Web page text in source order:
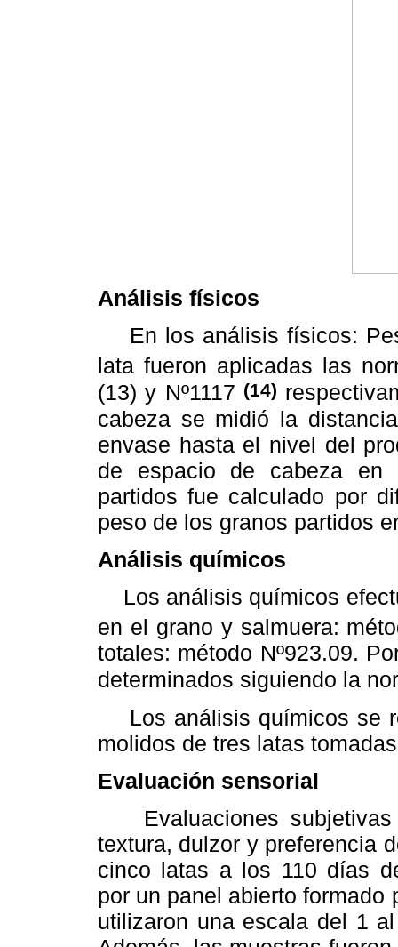
Análisis físicos
En los análisis físicos:
lata fueron aplicadas las
(13) y Nº1117 (14)
cabeza se midió la
envase hasta el nivel del
de espacio de cabeza en
partidos fue calculado por
peso de los granos partidos
Análisis químicos
Los análisis químicos
en el grano y salmuera:
totales: método Nº923.09.
determinados siguiendo la
Los análisis químicos se
molidos de tres latas
Evaluación sensorial
Evaluaciones subjetivas
textura, dulzor y preferencia
cinco latas a los 110 días
por un panel abierto formado
utilizaron una escala del 1